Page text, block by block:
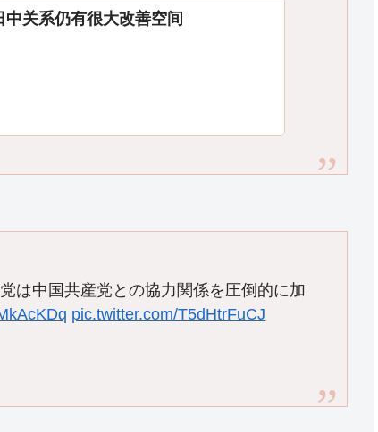
中关系仍有很大改善空间
は中国共産党との協力関係を圧倒的に加
pic.twitter.com/T5dHtrFuCJ